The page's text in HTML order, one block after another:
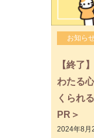
お知ら
【終了
わたる
くられ
PR＞
2024年8月